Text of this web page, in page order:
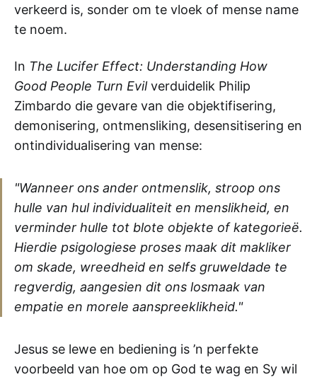
verkeerd is, sonder om te vloek of mense name
te noem.
In The Lucifer Effect: Understanding How
Good People Turn Evilverduidelik Philip
Zimbardo die gevare van die objektifisering,
demonisering, ontmensliking, desensitisering en
ontindividualisering van mense:
"Wanneer ons ander ontmenslik, stroop ons
hulle van hul individualiteit en menslikheid, en
verminder hulle tot blote objekte of kategorieë.
Hierdie psigologiese proses maak dit makliker
om skade, wreedheid en selfs gruweldade te
regverdig, aangesien dit ons losmaak van
empatie en morele aanspreeklikheid."
Jesus se lewe en bediening is ’n perfekte
voorbeeld van hoe om op God te wag en Sy wil